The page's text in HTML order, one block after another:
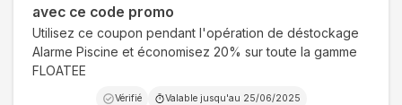
avec ce code promo
Utilisez ce coupon pendant l'opération de déstockage
Alarme Piscine et économisez 20% sur toute la gamme
FLOATEE
Vérifié Valable jusqu'au 25/06/2025